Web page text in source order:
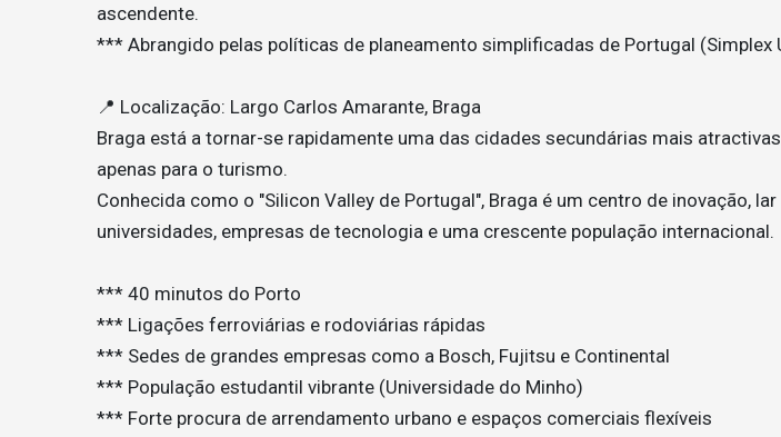
ascendente.
*** Abrangido pelas políticas de planeamento simplificadas de Portugal (Simplex
📍 Localização: Largo Carlos Amarante, Braga
Braga está a tornar-se rapidamente uma das cidades secundárias mais
apenas para o turismo.
Conhecida como o "Silicon Valley de Portugal", Braga é um centro de inovação,
universidades, empresas de tecnologia e uma crescente população internacional.
*** 40 minutos do Porto
*** Ligações ferroviárias e rodoviárias rápidas
*** Sedes de grandes empresas como a Bosch, Fujitsu e Continental
*** População estudantil vibrante (Universidade do Minho)
*** Forte procura de arrendamento urbano e espaços comerciais flexíveis